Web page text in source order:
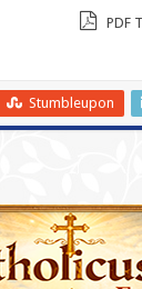
PDF
Stumbleupon